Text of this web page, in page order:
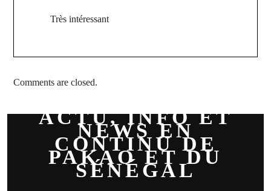
Très intéressant
Comments are closed.
ACTU, INFO ET
NEWS EN
CONTINU DE
PAKAO ET DU
SÉNÉGAL